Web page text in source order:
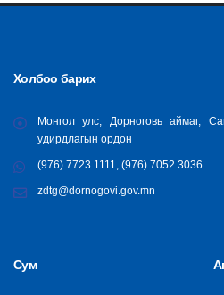
Холбоо барих
Монгол улс, Дорноговь аймаг,
удирдлагын ордон
(976) 7723 1111, (976) 7052 3036
zdtg@dornogovi.gov.mn
Сум